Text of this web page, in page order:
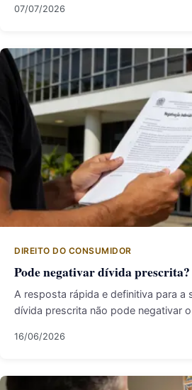
07/07/2026
DIREITO DO CONSUMIDOR
Pode negativar dívida prescrita?
A resposta rápida e definitiva para a
dívida prescrita não pode negativar
16/06/2026